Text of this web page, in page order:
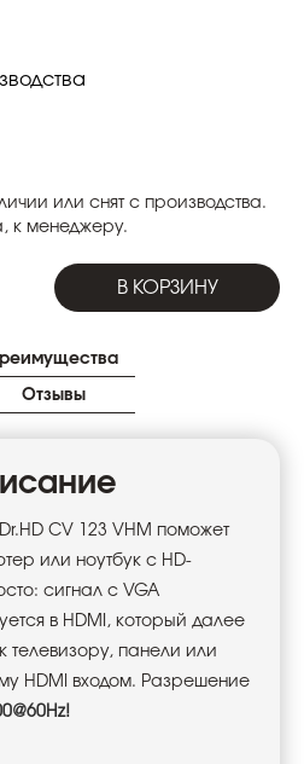
или снят с производства.
к менеджеру.
В КОРЗИНУ
Отзывы
CV 123 VHM поможет
или ноутбук с HD-
сигнал с VGA
в HDMI, который далее
телевизору, панели или
HDMI входом. Разрешение